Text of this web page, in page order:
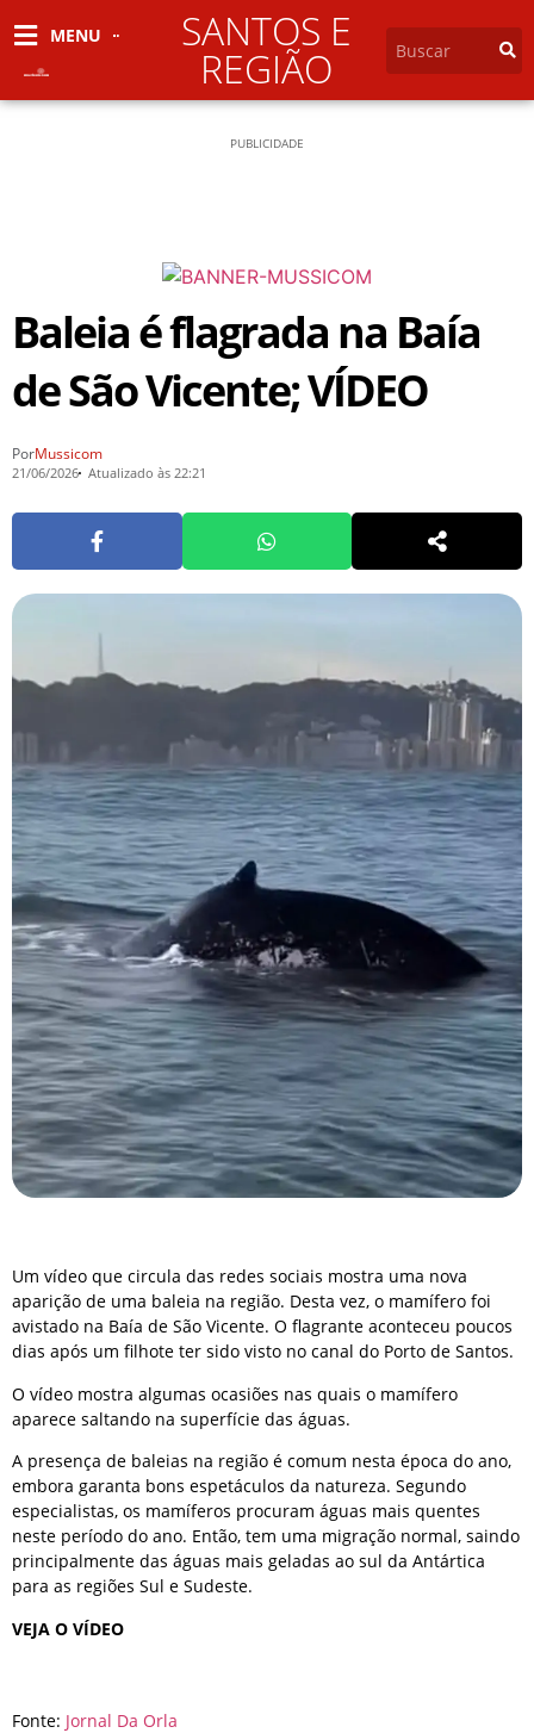
MENU SANTOS E
REGIÃO
PUBLICIDADE
Baleia é flagrada na Baía
de São Vicente; VÍDEO
PorMussicom
21/06/2026 Atualizado às 22:21
Um vídeo que circula das redes sociais mostra uma nova
aparição de uma baleia na região. Desta vez, o mamífero foi
avistado na Baía de São Vicente. O flagrante aconteceu poucos
dias após um filhote ter sido visto no canal do Porto de Santos.
O vídeo mostra algumas ocasiões nas quais o mamífero
aparece saltando na superfície das águas.
A presença de baleias na região é comum nesta época do ano,
embora garanta bons espetáculos da natureza. Segundo
especialistas, os mamíferos procuram águas mais quentes
neste período do ano. Então, tem uma migração normal, saindo
principalmente das águas mais geladas ao sul da Antártica
para as regiões Sul e Sudeste.
VEJA O VÍDEO
Fonte: Jornal Da Orla